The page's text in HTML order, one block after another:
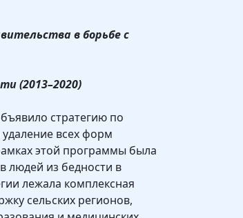
в борьбе с
(2013–2020)
стратегию по
всех форм
этой программы была
людей из бедности в
лежала комплексная
сельских регионов,